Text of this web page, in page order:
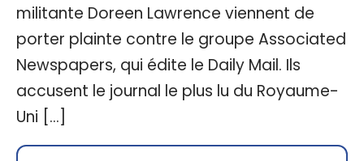
militante Doreen Lawrence viennent de
porter plainte contre le groupe Associated
Newspapers, qui édite le Daily Mail. Ils
accusent le journal le plus lu du Royaume-
Uni […]